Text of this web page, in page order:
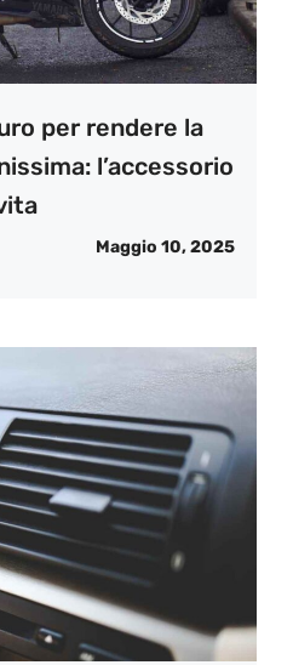
per rendere la
l’accessorio
Maggio 10, 2025